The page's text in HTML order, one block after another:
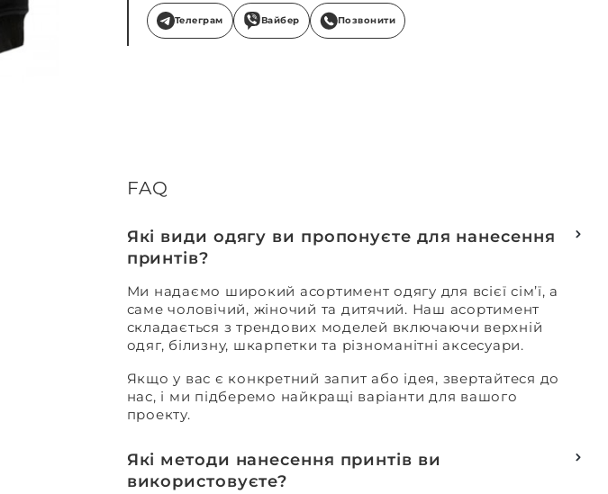
Телеграм Вайбер Позвонити
FAQ
Які види одягу ви пропонуєте для нанесення
принтів?
Ми надаємо широкий асортимент одягу для всієї сім’ї, а
саме чоловічий, жіночий та дитячий. Наш асортимент
складається з трендових моделей включаючи верхній
одяг, білизну, шкарпетки та різноманітні аксесуари.
Якщо у вас є конкретний запит або ідея, звертайтеся до
нас, і ми підберемо найкращі варіанти для вашого
проекту.
Які методи нанесення принтів ви
використовуєте?